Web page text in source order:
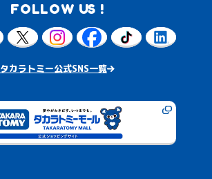
FOLLOW US !
タカラトミー公式SNS一覧